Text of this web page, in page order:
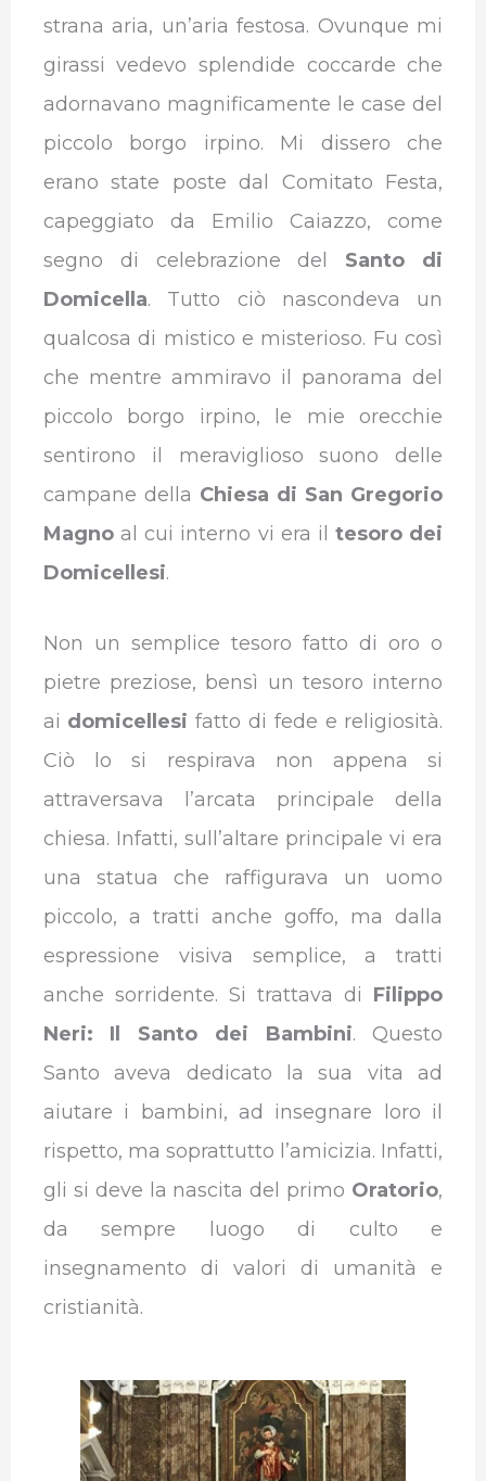
strana aria, un’aria festosa. Ovunque mi
girassi vedevo splendide coccarde che
adornavano magnificamente le case del
piccolo borgo irpino. Mi dissero che
erano state poste dal Comitato Festa,
capeggiato da Emilio Caiazzo, come
segno di celebrazione del Santo di
Domicella. Tutto ciò nascondeva un
qualcosa di mistico e misterioso. Fu così
che mentre ammiravo il panorama del
piccolo borgo irpino, le mie orecchie
sentirono il meraviglioso suono delle
campane della Chiesa di San Gregorio
Magno al cui interno vi era iltesoro dei
Domicellesi.
Non un semplice tesoro fatto di oro o
pietre preziose, bensì un tesoro interno
ai domicellesi fatto di fede e religiosità.
Ciò lo si respirava non appena si
attraversava l’arcata principale della
chiesa. Infatti, sull’altare principale vi era
una statua che raffigurava un uomo
piccolo, a tratti anche goffo, ma dalla
espressione visiva semplice, a tratti
anche sorridente. Si trattava di Filippo
Neri: Il Santo dei Bambini. Questo
Santo aveva dedicato la sua vita ad
aiutare i bambini, ad insegnare loro il
rispetto, ma soprattutto l’amicizia. Infatti,
gli si deve la nascita del primo Oratorio,
da sempre luogo di culto e
insegnamento di valori di umanità e
cristianità.